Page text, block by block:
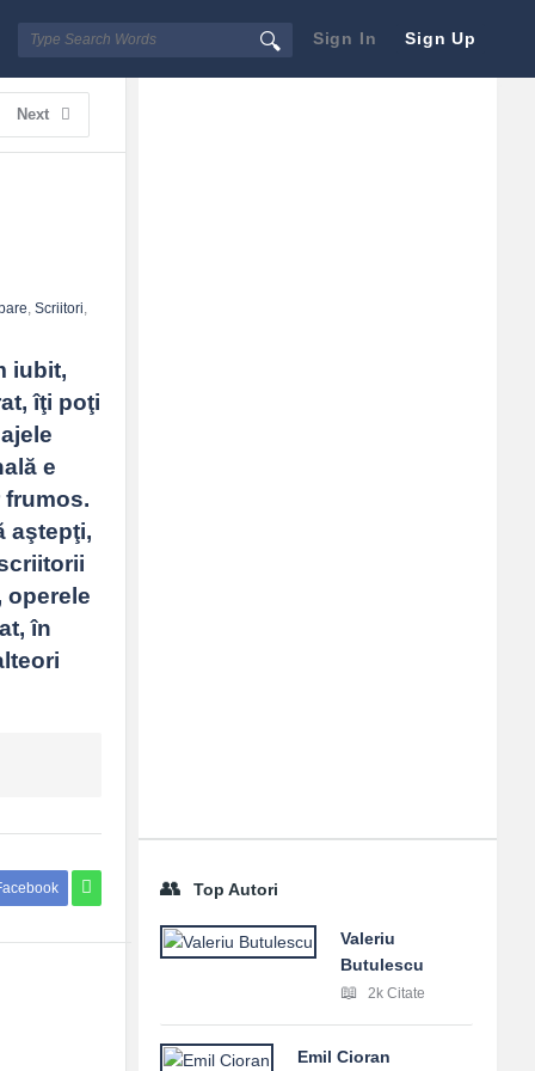
Sign In Sign Up
Next
,Scriitori,
iubit,
îţi poţi
e
aştepţi,
operele
în
Top Autori
Valeriu
Butulescu
2k Citate
Emil Cioran